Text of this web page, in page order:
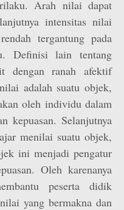
Arah nilai dapat
intensitas nilai
tergantung pada
Definisi lain tentang
dengan ranah afektif
adalah suatu objek,
oleh individu dalam
kepuasan. Selanjutnya
menilai suatu objek,
ini menjadi pengatur
Oleh karenanya
peserta didik
yang bermakna dan